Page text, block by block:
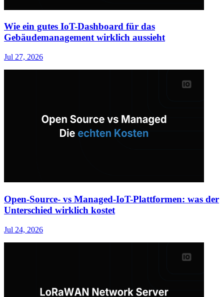
Wie ein gutes IoT-Dashboard für das
Gebäudemanagement wirklich aussieht
Jul 27, 2026
Open-Source- vs Managed-IoT-Plattformen: was der
Unterschied wirklich kostet
Jul 24, 2026